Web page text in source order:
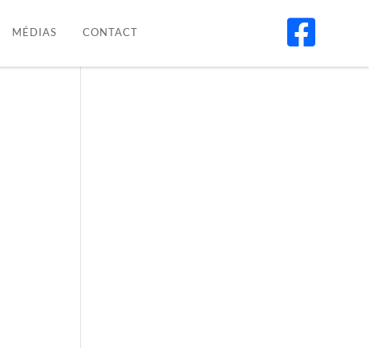
MÉDIAS CONTACT 